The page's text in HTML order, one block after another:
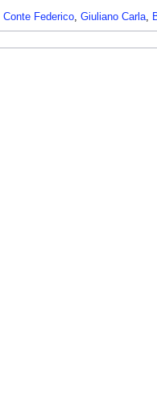
Conte Federico, Giuliano Carla,